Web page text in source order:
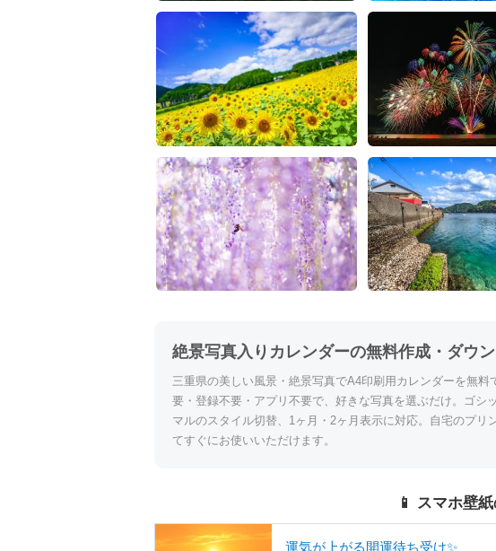
絶景写真入りカレンダーの無料作成・ダウ
三重県の美しい風景・絶景写真でA4印刷用カレンダーを無
要・登録不要・アプリ不要で、好きな写真を選ぶだけ。ゴシ
マルのスタイル切替、1ヶ月・2ヶ月表示に対応。自宅のプ
てすぐにお使いいただけます。
📱 スマホ壁
運気が上がる開運待ち受け✨